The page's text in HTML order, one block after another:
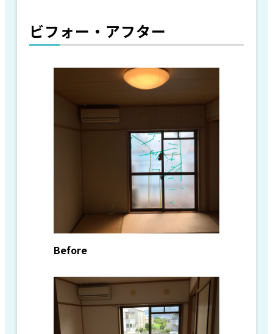
ビフォー・アフター
Before